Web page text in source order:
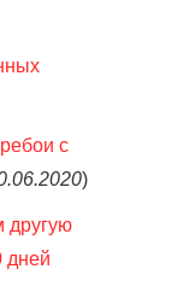
с
)
другую
дней